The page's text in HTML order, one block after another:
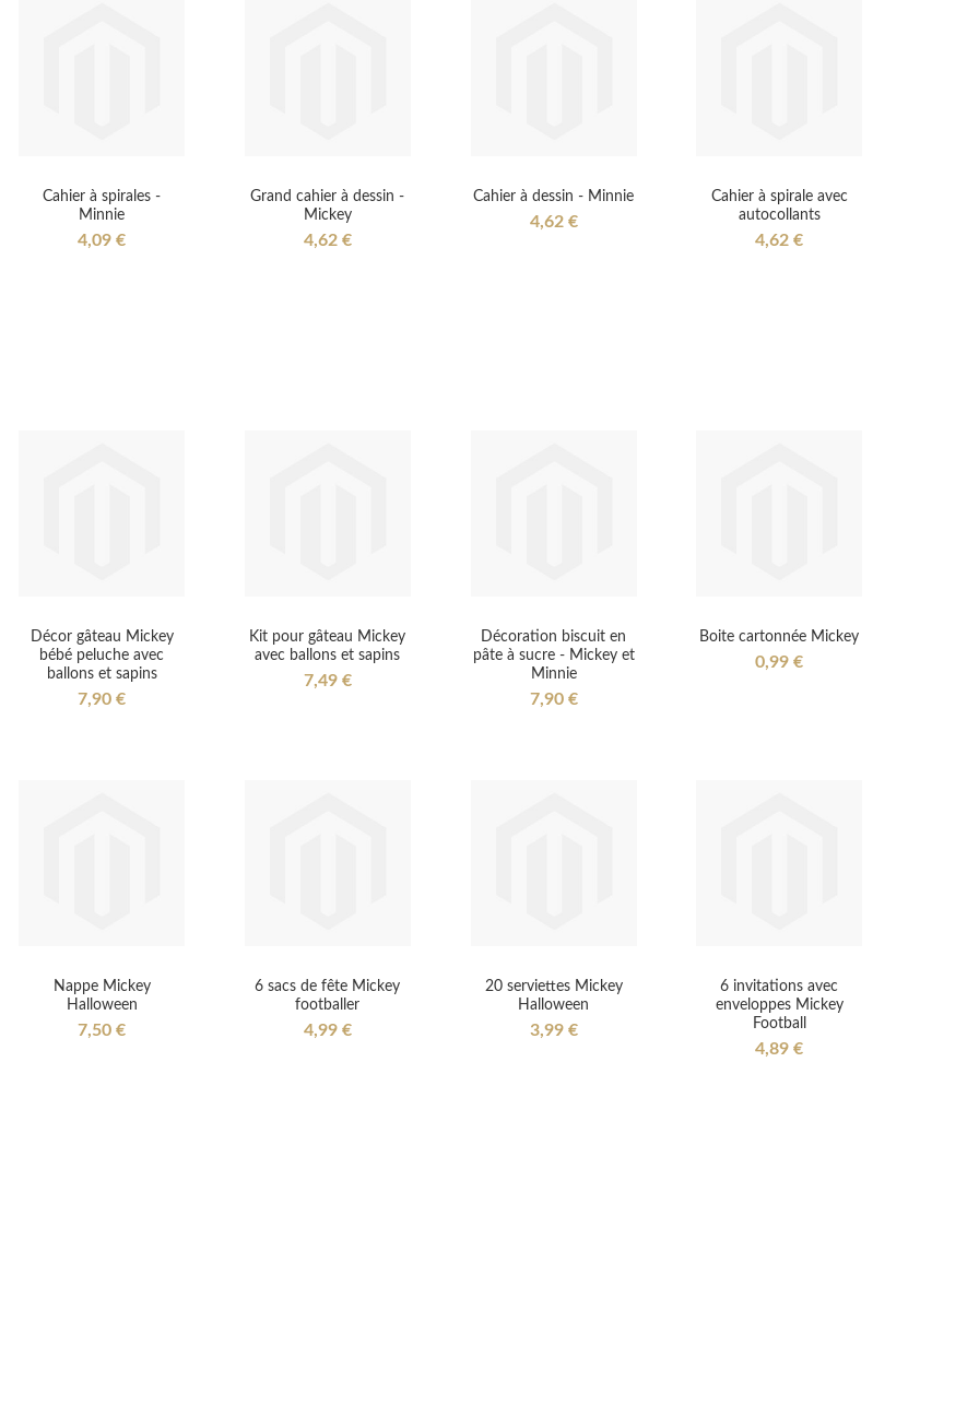
Cahier à spirales -
Minnie
4,09 €
Grand cahier à dessin -
Mickey
4,62 €
Cahier à dessin - Minnie
4,62 €
Cahier à spirale avec
autocollants
4,62 €
Décor gâteau Mickey
bébé peluche avec
ballons et sapins
7,90 €
Kit pour gâteau Mickey
avec ballons et sapins
7,49 €
Décoration biscuit en
pâte à sucre - Mickey et
Minnie
7,90 €
Boite cartonnée Mickey
0,99 €
Nappe Mickey
Halloween
7,50 €
6 sacs de fête Mickey
footballer
4,99 €
20 serviettes Mickey
Halloween
3,99 €
6 invitations avec
enveloppes Mickey
Football
4,89 €